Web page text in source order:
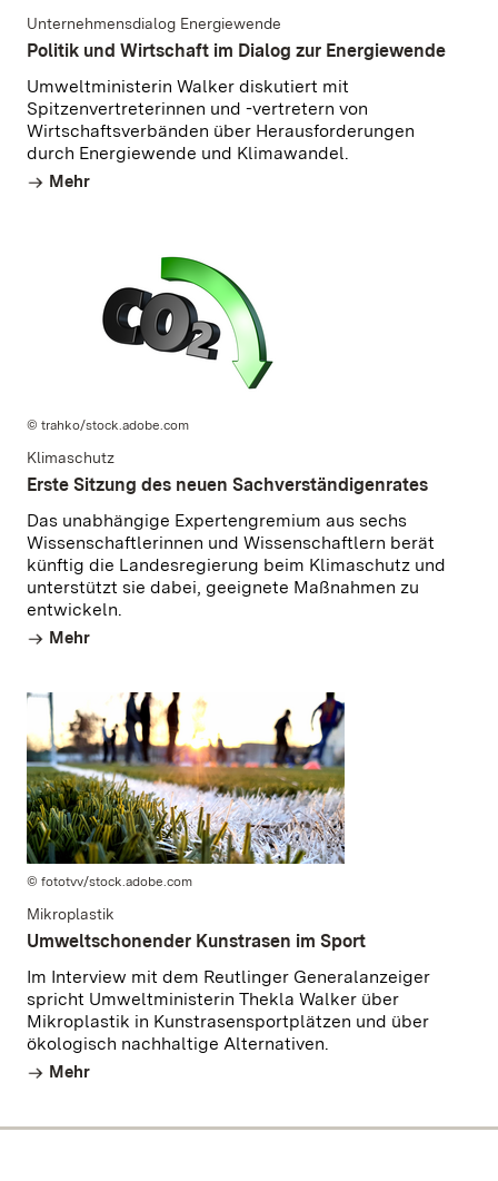
Unternehmensdialog Energiewende
Politik und Wirtschaft im Dialog zur Energiewende
Umweltministerin Walker diskutiert mit
Spitzenvertreterinnen und -vertretern von
Wirtschaftsverbänden über Herausforderungen
durch Energiewende und Klimawandel.
Mehr
© trahko/stock.adobe.com
Klimaschutz
Erste Sitzung des neuen Sachverständigenrates
Das unabhängige Expertengremium aus sechs
Wissenschaftlerinnen und Wissenschaftlern berät
künftig die Landesregierung beim Klimaschutz und
unterstützt sie dabei, geeignete Maßnahmen zu
entwickeln.
Mehr
© fototvv/stock.adobe.com
Mikroplastik
Umweltschonender Kunstrasen im Sport
Im Interview mit dem Reutlinger Generalanzeiger
spricht Umweltministerin Thekla Walker über
Mikroplastik in Kunstrasensportplätzen und über
ökologisch nachhaltige Alternativen.
Mehr